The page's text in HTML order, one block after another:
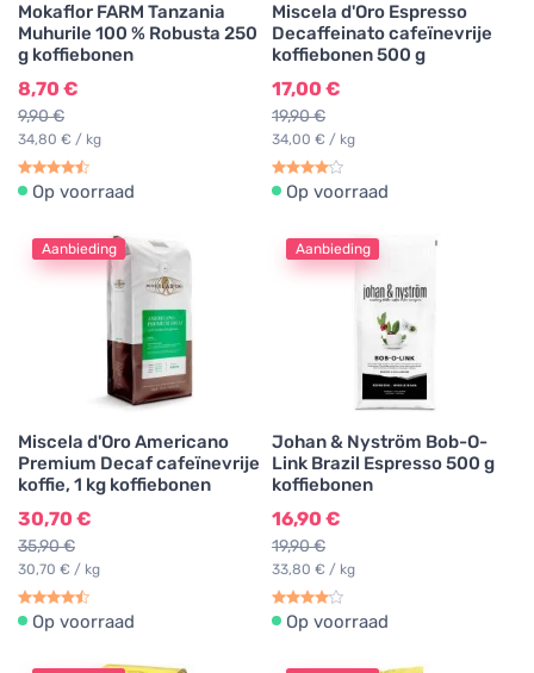
Mokaflor FARM Tanzania
Muhurile 100 % Robusta 250
g koffiebonen
8,70 €
9,90 €
34,80 € / kg
Op voorraad
Miscela d'Oro Espresso
Decaffeinato cafeïnevrije
koffiebonen 500 g
17,00 €
19,90 €
34,00 € / kg
Op voorraad
Aanbieding
Miscela d'Oro Americano
Premium Decaf cafeïnevrije
koffie, 1 kg koffiebonen
30,70 €
35,90 €
30,70 € / kg
Op voorraad
Aanbieding
Johan & Nyström Bob-O-
Link Brazil Espresso 500 g
koffiebonen
16,90 €
19,90 €
33,80 € / kg
Op voorraad